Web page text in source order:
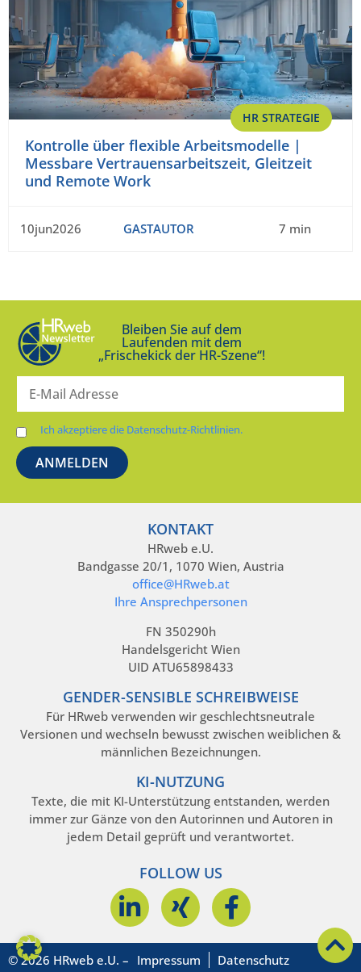
HR STRATEGIE
Kontrolle über flexible Arbeitsmodelle |
Messbare Vertrauensarbeitszeit, Gleitzeit
und Remote Work
10jun2026 GASTAUTOR 7 min
Bleiben Sie auf dem
Laufenden mit dem
„Frischekick der HR-Szene“!
Ich akzeptiere die Datenschutz-Richtlinien.
KONTAKT
HRweb e.U.
Bandgasse 20/1, 1070 Wien, Austria
office@HRweb.at
Ihre Ansprechpersonen
FN 350290h
Handelsgericht Wien
UID ATU65898433
GENDER-SENSIBLE SCHREIBWEISE
Für HRweb verwenden wir geschlechtsneutrale
Versionen und wechseln bewusst zwischen weiblichen &
männlichen Bezeichnungen.
KI-NUTZUNG
Texte, die mit KI-Unterstützung entstanden, werden
immer zur Gänze von den Autorinnen und Autoren in
jedem Detail geprüft und verantwortet.
FOLLOW US
© 2026 HRweb e.U. – Impressum Datenschutz